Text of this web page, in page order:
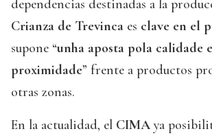
dependencias destinadas a la
Crianza de Trevinca es clave en el
supone “unha aposta pola calidade
proximidade” frente a productos
otras zonas.
En la actualidad, el CIMA ya